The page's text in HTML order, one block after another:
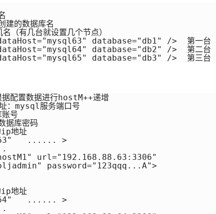
的数据库名
（有几台就设置几个节点）
database="db1" />  第一台
database="db2" />  第二台
database="db3" />  第三台
配置数据进行hostM++递增
：mysql服务端口号
号
据库密码
ip地址
...... >
url="192.168.88.63:3306"
password="123qqq...A">
ip地址
...... >